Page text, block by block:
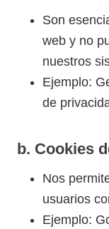
Son
web y no
nuestros
Ejemplo:
de
b. Cookies
Nos
usuarios
Ejemplo: